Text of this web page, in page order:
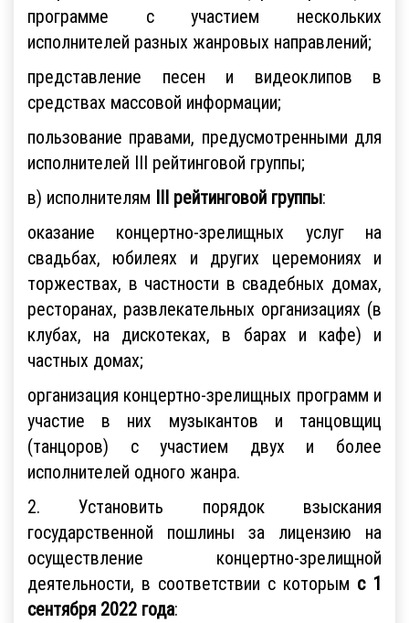
программе с участием нескольких
исполнителей разных жанровых направлений;
представление песен и видеоклипов в
средствах массовой информации;
пользование правами, предусмотренными для
исполнителей III рейтинговой группы;
в) исполнителям III рейтинговой группы:
оказание концертно-зрелищных услуг на
свадьбах, юбилеях и других церемониях и
торжествах, в частности в свадебных домах,
ресторанах, развлекательных организациях (в
клубах, на дискотеках, в барах и кафе) и
частных домах;
организация концертно-зрелищных программ и
участие в них музыкантов и танцовщиц
(танцоров) с участием двух и более
исполнителей одного жанра.
2. Установить порядок взыскания
государственной пошлины за лицензию на
осуществление концертно-зрелищной
деятельности, в соответствии с которым с 1
сентября 2022 года: